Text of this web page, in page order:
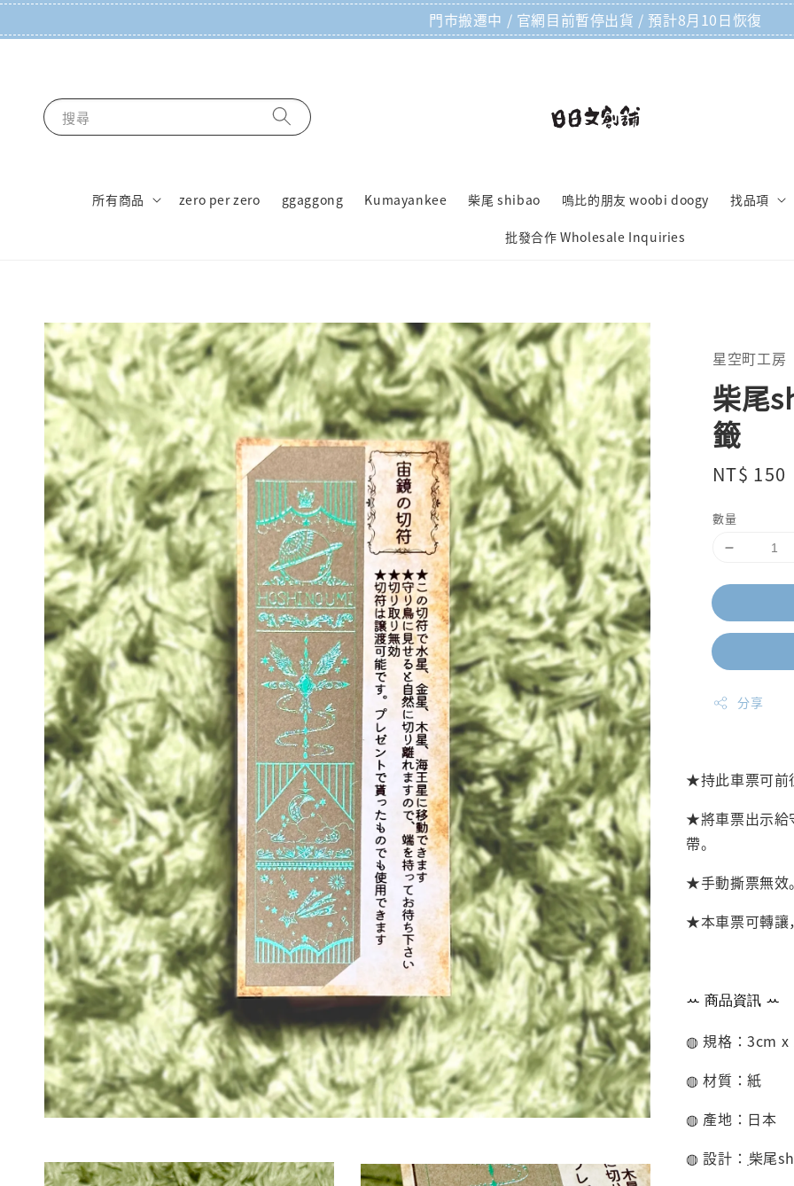
門市搬遷中 / 官網目前暫停出貨 / 預計8月10日恢復
搜尋
所有商品 zero per zero ggaggong Kumayankee 柴尾 shibao 嗚比的朋友 woobi doogy 找品項
批發合作 Wholesale Inquiries
星空町工房
柴尾
籤
Regular
NT$ 150
數量
分享
★持此車票可前
★將車票出示給
帶。
★手動撕票無效。
★本車票可轉讓
ꕀ商品資訊 ꕀ
◍ 規格：3cm x
◍ 材質：紙
◍ 產地：日本
◍ 設計： 柴尾